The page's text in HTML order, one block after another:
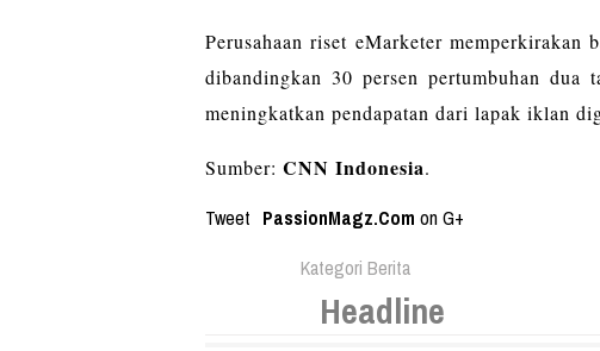
Perusahaan riset eMarketer memperkirakan
dibandingkan 30 persen pertumbuhan
meningkatkan pendapatan dari lapak
Sumber: CNN Indonesia.
Tweet PassionMagz.Com on G+
Kategori Berita
Headline